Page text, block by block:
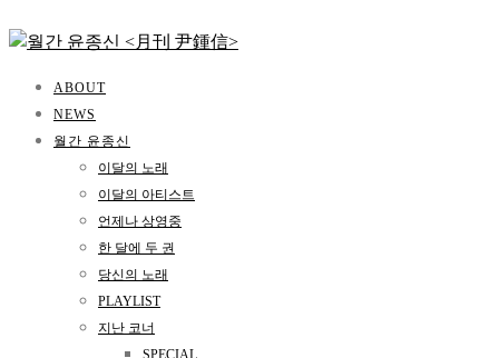
ABOUT
NEWS
월간 윤종신
이달의 노래
이달의 아티스트
언제나 상영중
한 달에 두 권
당신의 노래
PLAYLIST
지난 코너
SPECIAL